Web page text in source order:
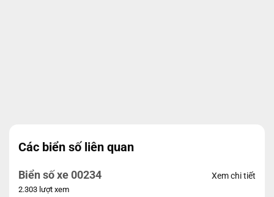
Các biển số liên quan
Biển số xe 00234
2.303 lượt xem
Xem chi tiết